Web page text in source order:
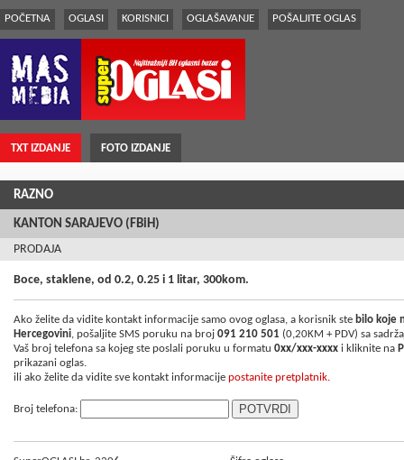
POČETNA OGLASI KORISNICI OGLAŠAVANJE POŠALJITE OGLAS
TXT IZDANJE FOTO IZDANJE
RAZNO
KANTON SARAJEVO (FBiH)
PRODAJA
Boce, staklene, od 0.2, 0.25 i 1 litar, 300kom.
Ako želite da vidite kontakt informacije samo ovog oglasa, a korisnik ste bilo koje
Hercegovini, pošaljite SMS poruku na broj 091 210 501 (0,20KM + PDV) sa
Vaš broj telefona sa kojeg ste poslali poruku u formatu 0xx/xxx-xxxx i kliknite na
prikazani oglas.
ili ako želite da vidite sve kontakt informacije postanite pretplatnik.
Broj telefona: